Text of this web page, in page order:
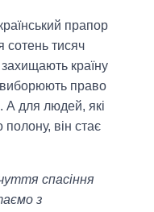
прапор
сотень тисяч
захищають країну
виборюють право
А для людей, які
полону, він стає
спасіння
з